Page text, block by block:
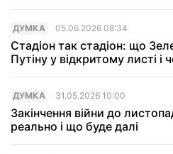
ДУМКА 05.06.2026 08:34
Стадіон так стадіон: що
Путіну у відкритому листі і
ДУМКА 31.05.2026 10:00
Закінчення війни до
реально і що буде далі